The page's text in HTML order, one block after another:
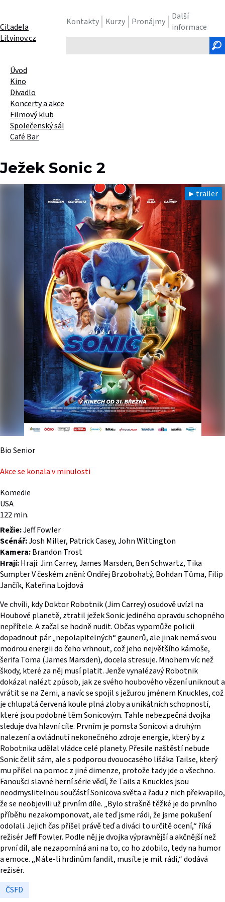
Kontakty Kurzy Pronájmy
Další
informace
text
Citadela
Litvínov.cz
Úvod
Kino
Divadlo
Koncerty a akce
Filmový klub
Společenský sál
Café Bar
Ježek Sonic 2
trailer
Bio Senior
Akce se konala v minulosti
Komedie
USA
122 min.
Režie:Jeff Fowler
Scénář:Josh Miller, Patrick Casey, John Wittington
Kamera:Brandon Trost
Hrají:Hrají: Jim Carrey, James Marsden, Ben Schwartz, Tika
Sumpter V českém znění: Ondřej Brzobohatý, Bohdan Tůma, Filip
Jančík, Kateřina Lojdová
Ve chvíli, kdy Doktor Robotnik (Jim Carrey) osudově uvízl na
Houbové planetě, ztratil ježek Sonic jediného opravdu schopného
nepřítele. A začal se hodně nudit. Občas vypomůže policii
dopadnout pár „nepolapitelných“ gaunerů, ale jinak nemá svou
modrou energii do čeho vrhnout, což jeho největšího kámoše,
šerifa Toma (James Marsden), docela stresuje. Mnohem víc než
škody, které za něj musí platit. Jenže vynalézavý Robotnik
dokázal nalézt způsob, jak ze svého houbového vězení uniknout a
vrátit se na Zemi, a navíc se spojil s ježurou jménem Knuckles, což
je chlupatá červená koule plná zloby a unikátních schopností,
které jsou podobné těm Sonicovým. Tahle nebezpečná dvojka
sleduje dva hlavní cíle. Prvním je pomsta Sonicovi a druhým
nalezení a ovládnutí nekonečného zdroje energie, který by z
Robotnika udělal vládce celé planety. Přesile naštěstí nebude
Sonic čelit sám, ale s podporou dvouocasého lišáka Tailse, který
mu přišel na pomoc z jiné dimenze, protože tady jde o všechno.
Fanoušci slavné herní série vědí, že Tails a Knuckles jsou
neodmyslitelnou součástí Sonicova světa a řadu z nich překvapilo,
že se neobjevili už prvním díle. „Bylo strašně těžké je do prvního
příběhu nezakomponovat, ale teď jsme rádi, že jsme pokušení
odolali. Jejich čas přišel právě teď a diváci to určitě ocení,“ říká
režisér Jeff Fowler. Podle něj je dvojka výpravnější a akčnější než
první díl, ale nezapomíná ani na to, co ho zdobilo, tedy na humor
a emoce. „Máte-li hrdinům fandit, musíte je mít rádi,“ dodává
režisér.
ČSFD